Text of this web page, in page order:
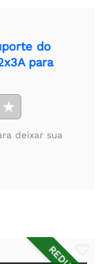
do
para
★
deixar sua